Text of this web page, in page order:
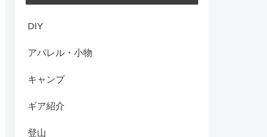
DIY
アパレル・小物
キャンプ
ギア紹介
登山